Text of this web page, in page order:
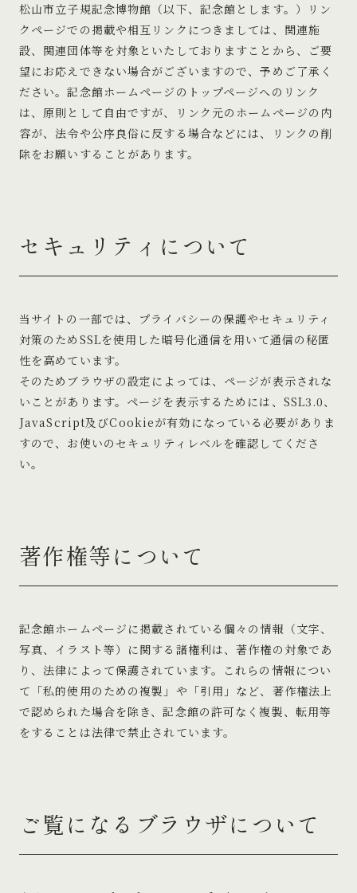
松山市立子規記念博物館（以下、記念館とします。）リン
クページでの掲載や相互リンクにつきましては、関連施
設、関連団体等を対象といたしておりますことから、ご要
望にお応えできない場合がございますので、予めご了承く
ださい。記念館ホームページのトップページへのリンク
は、原則として自由ですが、リンク元のホームページの内
容が、法令や公序良俗に反する場合などには、リンクの削
除をお願いすることがあります。
セキュリティについて
当サイトの一部では、プライバシーの保護やセキュリティ
対策のためSSLを使用した暗号化通信を用いて通信の秘匿
性を高めています。
そのためブラウザの設定によっては、ページが表示されな
いことがあります。ページを表示するためには、SSL3.0、
JavaScript及びCookieが有効になっている必要がありま
すので、お使いのセキュリティレベルを確認してくださ
い。
著作権等について
記念館ホームページに掲載されている個々の情報（文字、
写真、イラスト等）に関する諸権利は、著作権の対象であ
り、法律によって保護されています。これらの情報につい
て「私的使用のための複製」や「引用」など、著作権法上
で認められた場合を除き、記念館の許可なく複製、転用等
をすることは法律で禁止されています。
ご覧になるブラウザについて